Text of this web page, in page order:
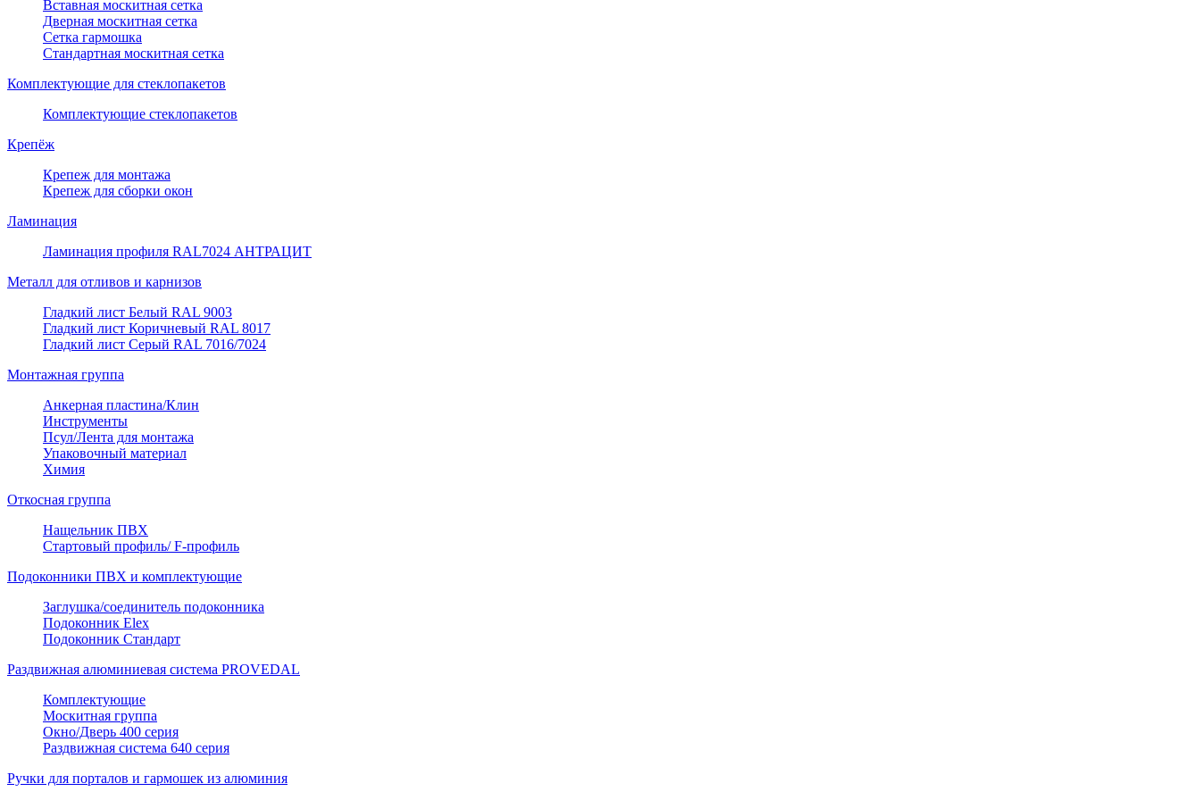
Вставная москитная сетка
Дверная москитная сетка
Сетка гармошка
Стандартная москитная сетка
Комплектующие для стеклопакетов
Комплектующие стеклопакетов
Крепёж
Крепеж для монтажа
Крепеж для сборки окон
Ламинация
Ламинация профиля RAL7024 АНТРАЦИТ
Металл для отливов и карнизов
Гладкий лист Белый RAL 9003
Гладкий лист Коричневый RAL 8017
Гладкий лист Серый RAL 7016/7024
Монтажная группа
Анкерная пластина/Клин
Инструменты
Псул/Лента для монтажа
Упаковочный материал
Химия
Откосная группа
Нащельник ПВХ
Стартовый профиль/ F-профиль
Подоконники ПВХ и комплектующие
Заглушка/соединитель подоконника
Подоконник Elex
Подоконник Стандарт
Раздвижная алюминиевая система PROVEDAL
Комплектующие
Москитная группа
Окно/Дверь 400 серия
Раздвижная система 640 серия
Ручки для порталов и гармошек из алюминия